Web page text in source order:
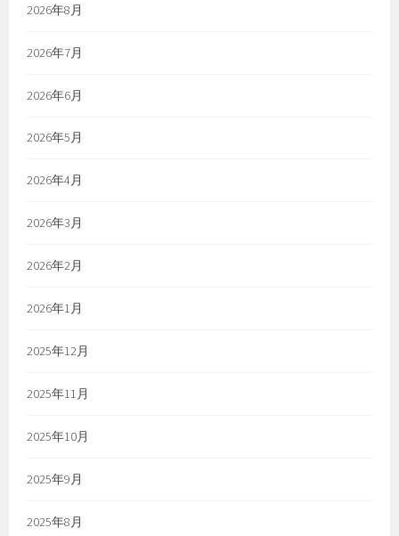
2026年8月
2026年7月
2026年6月
2026年5月
2026年4月
2026年3月
2026年2月
2026年1月
2025年12月
2025年11月
2025年10月
2025年9月
2025年8月